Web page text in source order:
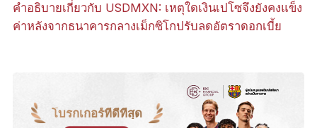
คำอธิบายเกี่ยวกับ USDMXN: เหตุใดเงินเปโซจึงยังคงแข็ง
ค่าหลังจากธนาคารกลางเม็กซิโกปรับลดอัตราดอกเบี้ย
โบรกเกอร์ที่ดีที่สุด